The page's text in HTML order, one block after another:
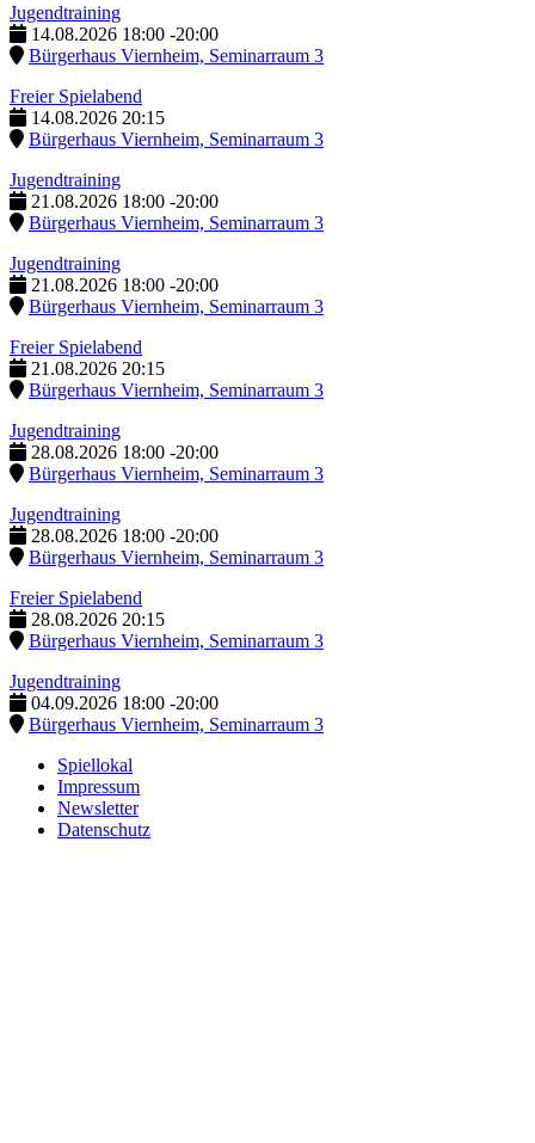
Jugendtraining
14.08.2026 18:00 -20:00
Bürgerhaus Viernheim, Seminarraum 3
Freier Spielabend
14.08.2026 20:15
Bürgerhaus Viernheim, Seminarraum 3
Jugendtraining
21.08.2026 18:00 -20:00
Bürgerhaus Viernheim, Seminarraum 3
Jugendtraining
21.08.2026 18:00 -20:00
Bürgerhaus Viernheim, Seminarraum 3
Freier Spielabend
21.08.2026 20:15
Bürgerhaus Viernheim, Seminarraum 3
Jugendtraining
28.08.2026 18:00 -20:00
Bürgerhaus Viernheim, Seminarraum 3
Jugendtraining
28.08.2026 18:00 -20:00
Bürgerhaus Viernheim, Seminarraum 3
Freier Spielabend
28.08.2026 20:15
Bürgerhaus Viernheim, Seminarraum 3
Jugendtraining
04.09.2026 18:00 -20:00
Bürgerhaus Viernheim, Seminarraum 3
Spiellokal
Impressum
Newsletter
Datenschutz